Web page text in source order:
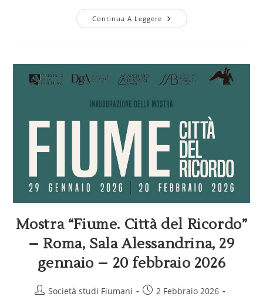
Continua A Leggere
Mostra “Fiume. Città del Ricordo”
– Roma, Sala Alessandrina, 29
gennaio – 20 febbraio 2026
Società studi Fiumani 2 Febbraio 2026